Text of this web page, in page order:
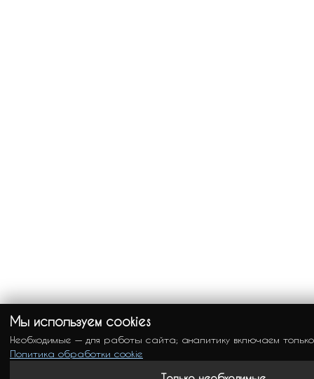
Мы используем cookies
Необходимые — для работы сайта; аналитику включаем
Политика обработки cookie